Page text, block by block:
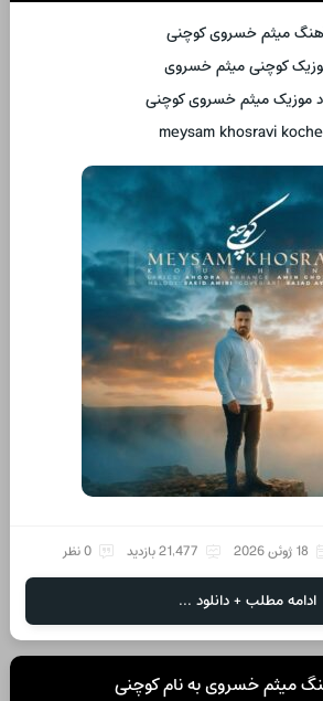
میثم خسروی کوچنی
کوچنی میثم خسروی
موزیک میثم خسروی کوچنی
meysam khosravi
18 ژوئن 2026 21,477 بازدید 0 نظر
ادامه مطلب + دانلود ...
میثم خسروی به نام کوچنی